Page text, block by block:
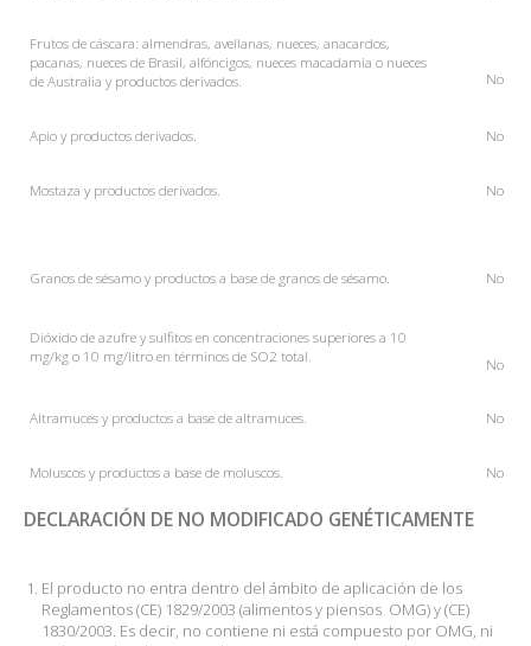
Frutos de cáscara: almendras, avellanas, nueces, anacardos,
pacanas, nueces de Brasil, alfóncigos, nueces macadamia o nueces
de Australia y productos derivados.
No
Apioy productos derivados. No
Mostaza y productos derivados. No
Granos de sésamo y productos a base de granos de sésamo. No
Dióxido de azufre y sulfitos en concentraciones superiores a 10
mg/kg o 10 mg/litro en términos de SO2 total.
No
Altramuces y productos a base de altramuces. No
Moluscos y productos a base de moluscos. No
DECLARACIÓN DE NO MODIFICADO GENÉTICAMENTE
El producto no entra dentro del ámbito de aplicación de los
Reglamentos (CE) 1829/2003 (alimentos y piensos OMG) y (CE)
1830/2003. Es decir, no contiene ni está compuesto por OMG, ni